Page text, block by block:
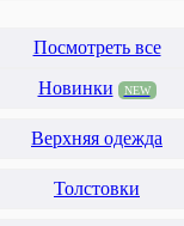
Посмотреть все
Новинки
NEW
Верхняя одежда
Толстовки